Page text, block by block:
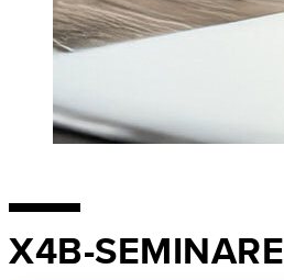
X4B-SEMINARE